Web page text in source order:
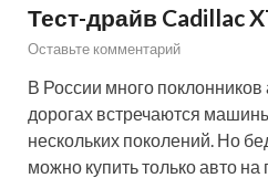
Тест-драйв Cadillac
Оставьте комментарий
В России много
дорогах встречаются
нескольких поколений. Но
можно купить только авто